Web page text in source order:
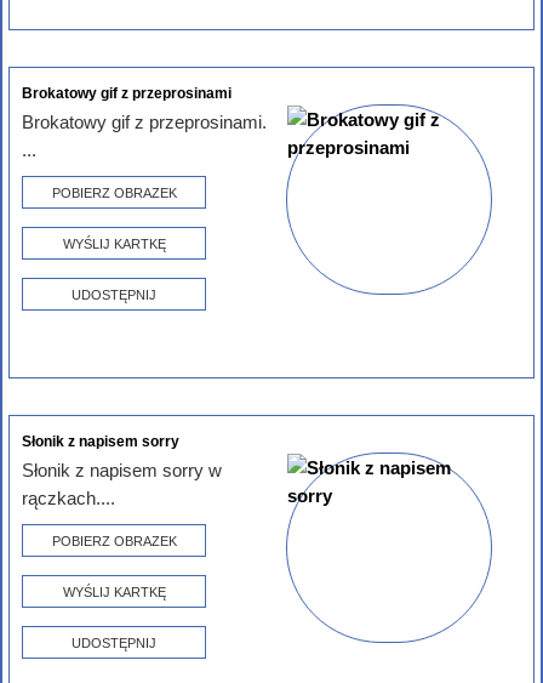
Brokatowy gif z przeprosinami
Brokatowy gif z przeprosinami.
...
POBIERZ OBRAZEK
WYŚLIJ KARTKĘ
UDOSTĘPNIJ
Słonik z napisem sorry
Słonik z napisem sorry w
rączkach....
POBIERZ OBRAZEK
WYŚLIJ KARTKĘ
UDOSTĘPNIJ